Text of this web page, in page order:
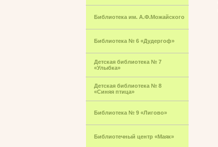
Библиотека им. А.Ф.Можайского
Библиотека № 6 «Дудергоф»
Детская библиотека № 7
«Улыбка»
Детская библиотека № 8
«Синяя птица»
Библиотека № 9 «Лигово»
Библиотечный центр «Маяк»